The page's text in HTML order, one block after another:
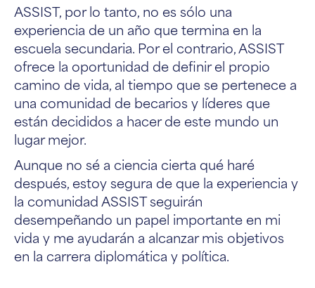
ASSIST, por lo tanto, no es sólo una
experiencia de un año que termina en la
escuela secundaria. Por el contrario, ASSIST
ofrece la oportunidad de definir el propio
camino de vida, al tiempo que se pertenece a
una comunidad de becarios y líderes que
están decididos a hacer de este mundo un
lugar mejor.
Aunque no sé a ciencia cierta qué haré
después, estoy segura de que la experiencia y
la comunidad ASSIST seguirán
desempeñando un papel importante en mi
vida y me ayudarán a alcanzar mis objetivos
en la carrera diplomática y política.